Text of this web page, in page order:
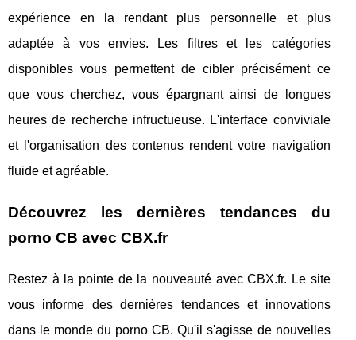
expérience en la rendant plus personnelle et plus
adaptée à vos envies. Les filtres et les catégories
disponibles vous permettent de cibler précisément ce
que vous cherchez, vous épargnant ainsi de longues
heures de recherche infructueuse. L'interface conviviale
et l'organisation des contenus rendent votre navigation
fluide et agréable.
Découvrez les dernières tendances du
porno CB avec CBX.fr
Restez à la pointe de la nouveauté avec CBX.fr. Le site
vous informe des dernières tendances et innovations
dans le monde du porno CB. Qu'il s'agisse de nouvelles